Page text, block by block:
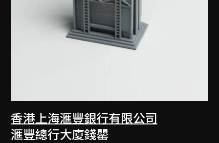
香港上海滙豐銀行有限公司
滙豐總行大廈錢罌